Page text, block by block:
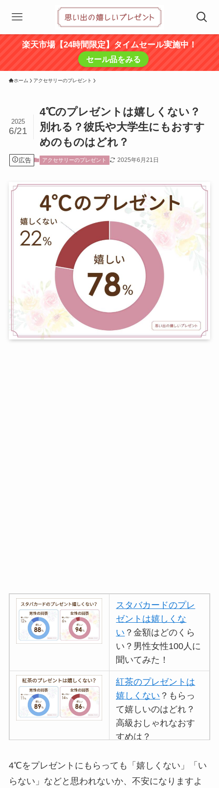
楽天市場【24時間限定】タイムセール実施中！
セール品をみる
ホーム アクセサリーのプレゼント
4℃のプレゼントは嬉しくない？
別れる？彼氏や大学生にもおすす
めのものはどれ？
2025
6/21
広告 アクセサリーのプレゼント 2025年6月21日
スタバカードのプレ
ゼントは嬉しくな
い ？金額はどのくら
い？男性女性100人に
聞いてみた！
紅茶のプレゼントは
嬉しくない ？もらっ
て嬉しいのはどれ？
高級おしゃれなおす
すめは？
マグカップのプレゼ
ントは嬉しくないし
4℃をプレゼントにもらっても「嬉しくない」「い
らない」などと思われないか、不安になりますよ